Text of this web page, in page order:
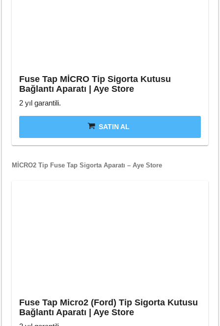
Fuse Tap MİCRO Tip Sigorta Kutusu
Bağlantı Aparatı | Aye Store
2 yıl garantili.
SATIN AL
MİCRO2 Tip Fuse Tap Sigorta Aparatı – Aye Store
Fuse Tap Micro2 (Ford) Tip Sigorta Kutusu
Bağlantı Aparatı | Aye Store